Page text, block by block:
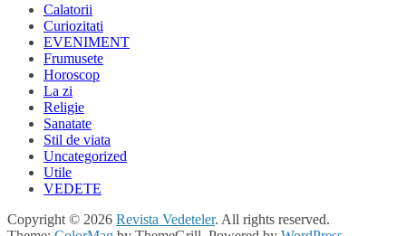
Calatorii
Curiozitati
EVENIMENT
Frumusete
Horoscop
La zi
Religie
Sanatate
Stil de viata
Uncategorized
Utile
VEDETE
Copyright © 2026 Revista Vedeteler. All rights reserved.